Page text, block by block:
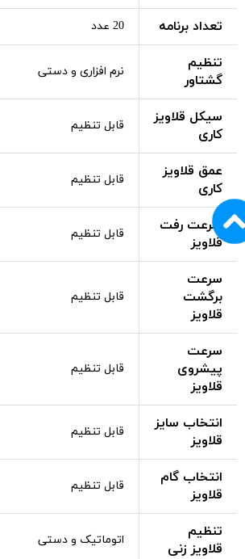
تعداد برنامه 20 عدد
تنظیم
گشتاور
نرم افزاری و دستی
سیکل قلاویز
کاری
قابل تنظیم
عمق قلاویز
کاری
قابل تنظیم
سرعت رفت
قلاویز
قابل تنظیم
سرعت
برگشت
قلاویز
قابل تنظیم
سرعت
پیشروی
قلاویز
قابل تنظیم
انتخاب سایز
قلاویز
قابل تنظیم
انتخاب گام
قلاویز
قابل تنظیم
تنظیم
قلاویز زنی
اتوماتیک و دستی